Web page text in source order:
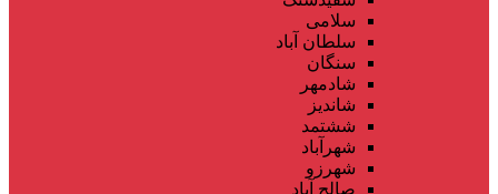
سلامی
سلطان آباد
سنگان
شادمهر
شاندیز
ششتمد
شهرآباد
شهرزو
صالح آباد